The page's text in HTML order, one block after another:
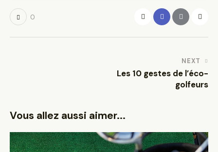
0
NEXT
Les 10 gestes de l’éco-
golfeurs
Vous allez aussi aimer...